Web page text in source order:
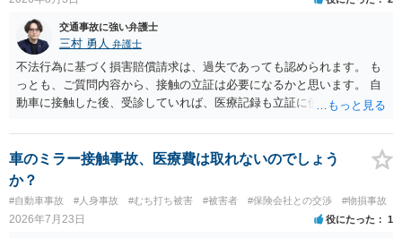
・入院の有無、通院回数 ・現在も症状が残っているか ・叔母様ご本人
やご家族等が加入している保険に、今回の事故で利用できる弁護士費
用特約が付帯しているか なお、被害者は叔母様ご本人となりますの
で、弁護士が受任する場合には、叔母様ご本人の依頼意思等を確認す
る必要があります。日本語での十分な意思疎通が難しいとのことです
ので、そのあたりのご事情も踏まえて、依頼意思の確認方法等を検討
交通事故に強い弁護士
三村 勇人 弁護士
不法行為に基づく損害賠償請求は、過失であっても認められます。 も
っとも、ご質問内容から、接触の立証は必要になるかと思います。 自
動車に接触した後、受診していれば、医療記録も立証に使えるかと思
士にご相談ください。
車のミラー接触事故、医療費は取れないのでしょう
か？
#自動車事故 #人身事故 #むち打ち被害 #被害者 #保険会社との交渉 #物損事故
2026年7月23日 役にたった 1